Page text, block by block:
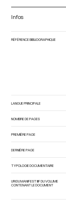
Infos
RÉFÉRENCE BIBLIOGRAPHIQUE
LANGUE PRINCIPALE
NOMBRE DE PAGES
PREMIÈRE PAGE
DERNIÈRE PAGE
TYPOLOGIE DOCUMENTAIRE
URI DU MANIFEST IIIF DU VOLUME
CONTENANT LE DOCUMENT